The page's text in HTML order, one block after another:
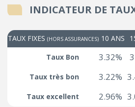
INDICATEUR DE
TAUX FIXES (HORS ASSURANCES) 10 ANS
Taux Bon
3.32%
Taux très bon 3.22%
Taux excellent 2.96%